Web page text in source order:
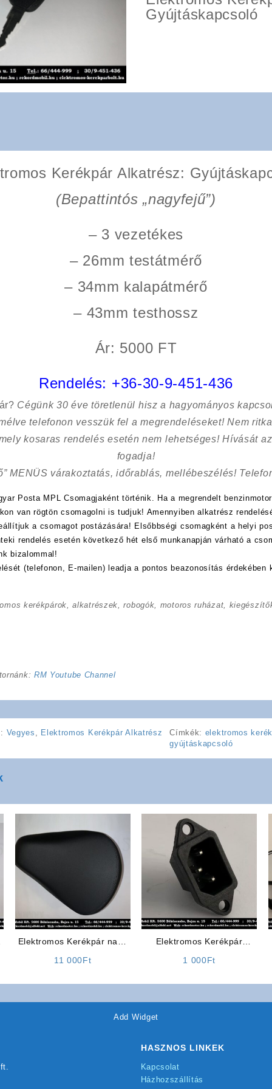
Gyújtáskapcsoló
Kerékpár Alkatrész:
(Bepattintós „nagyfejű”)
– 3 vezetékes
– 26mm testátmérő
– 34mm kalapátmérő
– 43mm testhossz
Ár: 5000 FT
Rendelés: +36-30-9-451-436
Cégünk 30 éve töretlenül hisz a hagyományos
telefonon vesszük fel a megrendeléseket! Nem
kosaras rendelés esetén nem lehetséges! Hívását
fogadja!
MENÜS várakoztatás, időrablás, mellébeszélés!
Posta MPL Csomagjaként történik. Ha a megrendelt
van rögtön csomagolni is tudjuk! Amennyiben alkatrész
a csomagot postázására! Elsőbbségi csomagként a helyi
rendelés esetén következő hét első munkanapján várható a
bizalommal!
(telefonon, E-mailen) leadja a pontos beazonosítás
kerékpárok, alkatrészek, robogók, motoros ruházat,
RM Youtube Channel
Vegyes Elektromos Kerékpár Alkatrész Címkék: elektromos
gyújtáskapcsoló
Elektromos Kerékpár nagy
11 000Ft
Elektromos Kerékpár
1 000Ft
Add Widget
HASZNOS LINKEK
Kapcsolat
Házhozszállítás